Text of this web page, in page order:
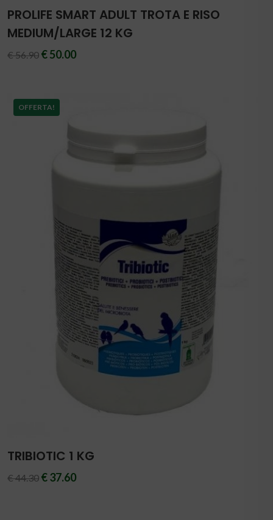
PROLIFE SMART ADULT TROTA E RISO
MEDIUM/LARGE 12 KG
€ 56.90 € 50.00
OFFERTA!
TRIBIOTIC 1 KG
€ 44.30 € 37.60